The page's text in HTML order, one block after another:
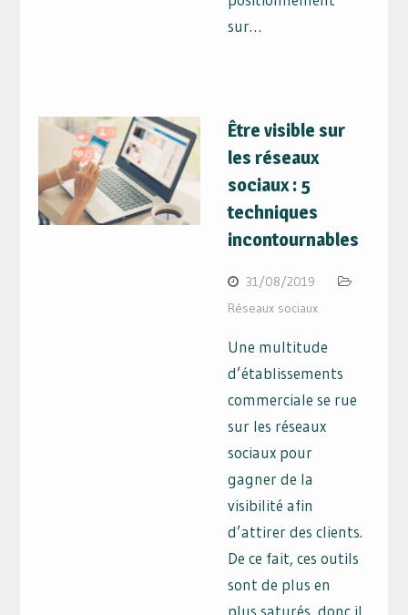
sur…
Être visible sur
les réseaux
sociaux : 5
techniques
incontournables
31/08/2019
Réseaux sociaux
Une multitude
d’établissements
commerciale se rue
sur les réseaux
sociaux pour
gagner de la
visibilité afin
d’attirer des clients.
De ce fait, ces outils
sont de plus en